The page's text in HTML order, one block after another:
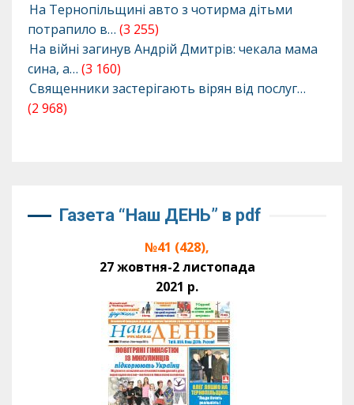
На Тернопільщині авто з чотирма дітьми
потрапило в… (3 255)
На війні загинув Андрій Дмитрів: чекала мама
сина, а… (3 160)
Священники застерігають вірян від послуг…
(2 968)
Газета “Наш ДЕНЬ” в pdf
№41 (428),
27 жовтня-2 листопада
2021 р.